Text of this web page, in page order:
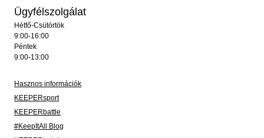
Ügyfélszolgálat
Hétfő-Csütörtök
9:00-16:00
Péntek
9:00-13:00
Hasznos információk
KEEPERsport
KEEPERbattle
#KeepItAll Blog